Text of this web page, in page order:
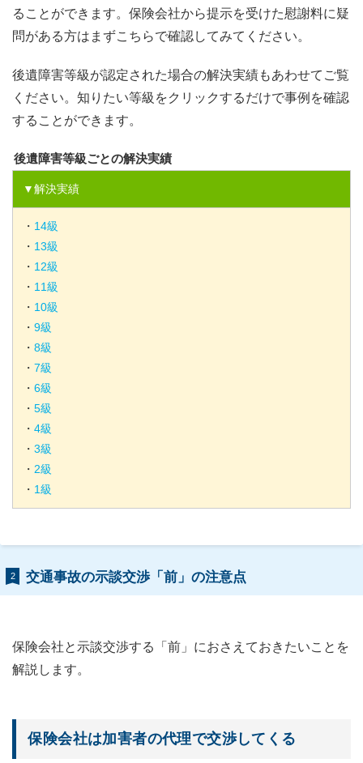
ることができます。保険会社から提示を受けた慰謝料に疑
問がある方はまずこちらで確認してみてください。
後遺障害等級が認定された場合の解決実績もあわせてご覧
ください。知りたい等級をクリックするだけで事例を確認
することができます。
後遺障害等級ごとの解決実績
▼解決実績
・ 14級
・ 13級
・ 12級
・ 11級
・ 10級
・ 9級
・ 8級
・ 7級
・ 6級
・ 5級
・ 4級
・ 3級
・ 2級
・ 1級
2 交通事故の示談交渉「前」の注意点
保険会社と示談交渉する「前」におさえておきたいことを
解説します。
保険会社は加害者の代理で交渉してくる